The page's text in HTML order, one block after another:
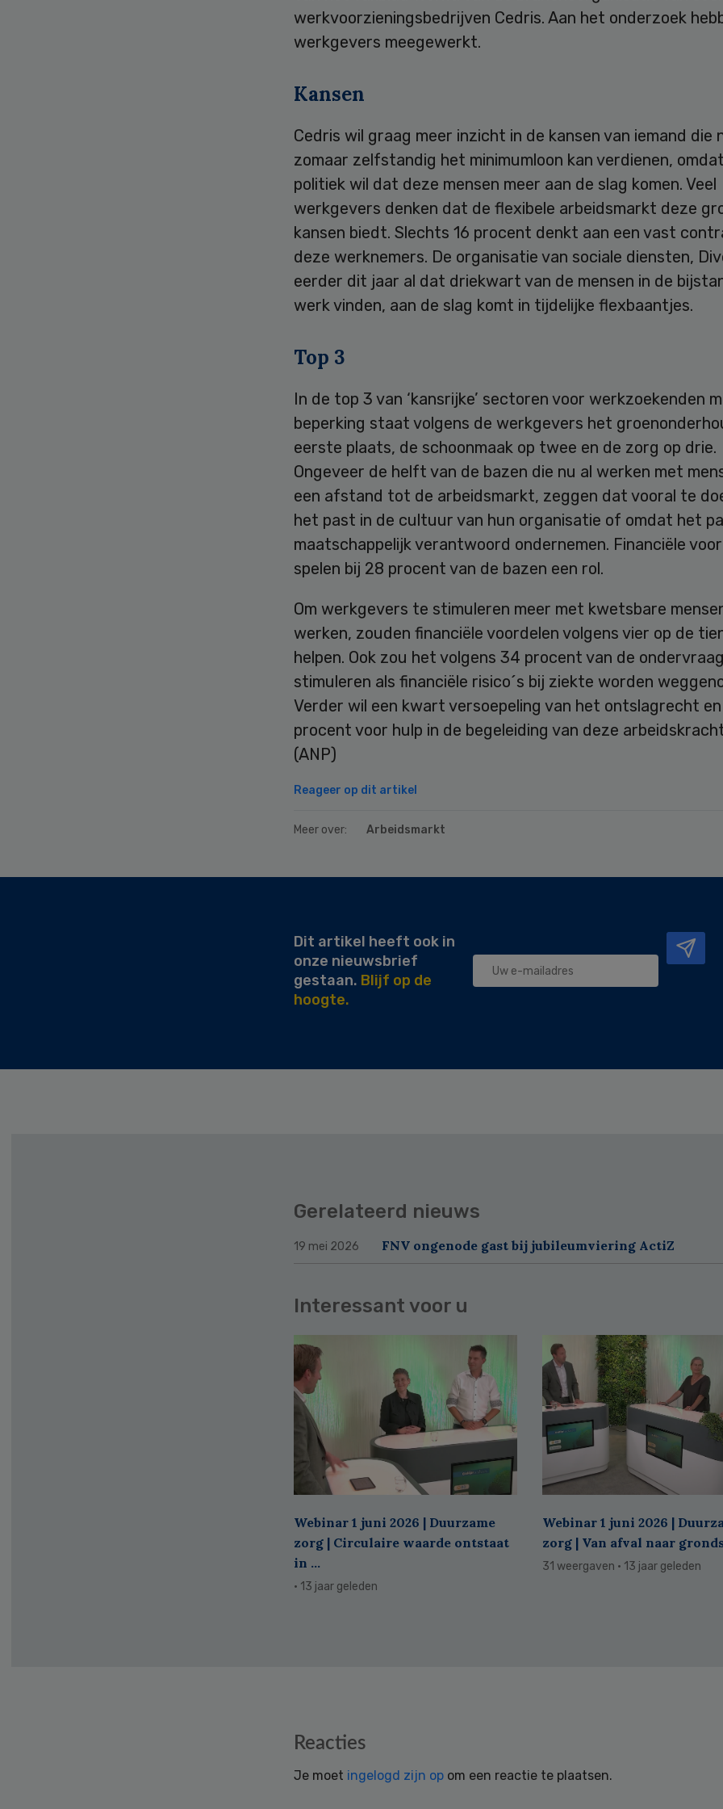
werkvoorzieningsbedrijven Cedris. Aan het onderzoek
werkgevers meegewerkt.
Kansen
Cedris wil graag meer inzicht in de kansen van iemand die
zomaar zelfstandig het minimumloon kan verdienen,
politiek wil dat deze mensen meer aan de slag komen. Veel
werkgevers denken dat de flexibele arbeidsmarkt deze
kansen biedt. Slechts 16 procent denkt aan een vast
deze werknemers. De organisatie van sociale diensten,
eerder dit jaar al dat driekwart van de mensen in de
werk vinden, aan de slag komt in tijdelijke flexbaantjes.
Top 3
In de top 3 van ‘kansrijke’ sectoren voor werkzoekenden
beperking staat volgens de werkgevers het
eerste plaats, de schoonmaak op twee en de zorg op drie.
Ongeveer de helft van de bazen die nu al werken met
een afstand tot de arbeidsmarkt, zeggen dat vooral te
het past in de cultuur van hun organisatie of omdat het
maatschappelijk verantwoord ondernemen. Financiële
spelen bij 28 procent van de bazen een rol.
Om werkgevers te stimuleren meer met kwetsbare
werken, zouden financiële voordelen volgens vier op de
helpen. Ook zou het volgens 34 procent van de
stimuleren als financiële risico´s bij ziekte worden
Verder wil een kwart versoepeling van het ontslagrecht
procent voor hulp in de begeleiding van deze
(ANP)
Reageer op dit artikel
Meer over: Arbeidsmarkt
Dit artikel heeft ook in
onze nieuwsbrief
gestaan. Blijf op de
hoogte.
Gerelateerd nieuws
19 mei 2026 FNV ongenode gast bij jubileumviering ActiZ
Interessant voor u
Webinar 1 juni 2026 | Duurzame
zorg | Circulaire waarde ontstaat
in ...
· 13 jaar geleden
Webinar 1 juni 2026 |
zorg | Van afval naar
31 weergaven · 13 jaar geleden
Reacties
Je moet ingelogd zijn op om een reactie te plaatsen.